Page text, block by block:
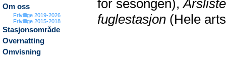
Om oss
Frivillige 2019-2026
Frivillige 2015-2018
Stasjonsområde
Overnatting
Omvisning
for sesongen),
fuglestasjon (Hele